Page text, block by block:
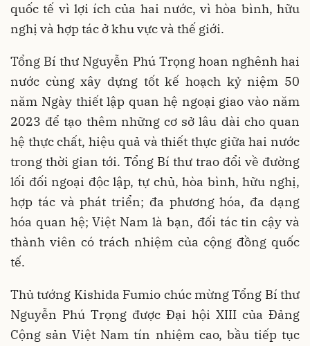
quốc tế vì lợi ích của hai nước, vì hòa bình, hữu
nghị và hợp tác ở khu vực và thế giới.
Tổng Bí thư Nguyễn Phú Trọng hoan nghênh hai
nước cùng xây dựng tốt kế hoạch kỷ niệm 50
năm Ngày thiết lập quan hệ ngoại giao vào năm
2023 để tạo thêm những cơ sở lâu dài cho quan
hệ thực chất, hiệu quả và thiết thực giữa hai nước
trong thời gian tới. Tổng Bí thư trao đổi về đường
lối đối ngoại độc lập, tự chủ, hòa bình, hữu nghị,
hợp tác và phát triển; đa phương hóa, đa dạng
hóa quan hệ; Việt Nam là bạn, đối tác tin cậy và
thành viên có trách nhiệm của cộng đồng quốc
tế.
Thủ tướng Kishida Fumio chúc mừng Tổng Bí thư
Nguyễn Phú Trọng được Đại hội XIII của Đảng
Cộng sản Việt Nam tín nhiệm cao, bầu tiếp tục